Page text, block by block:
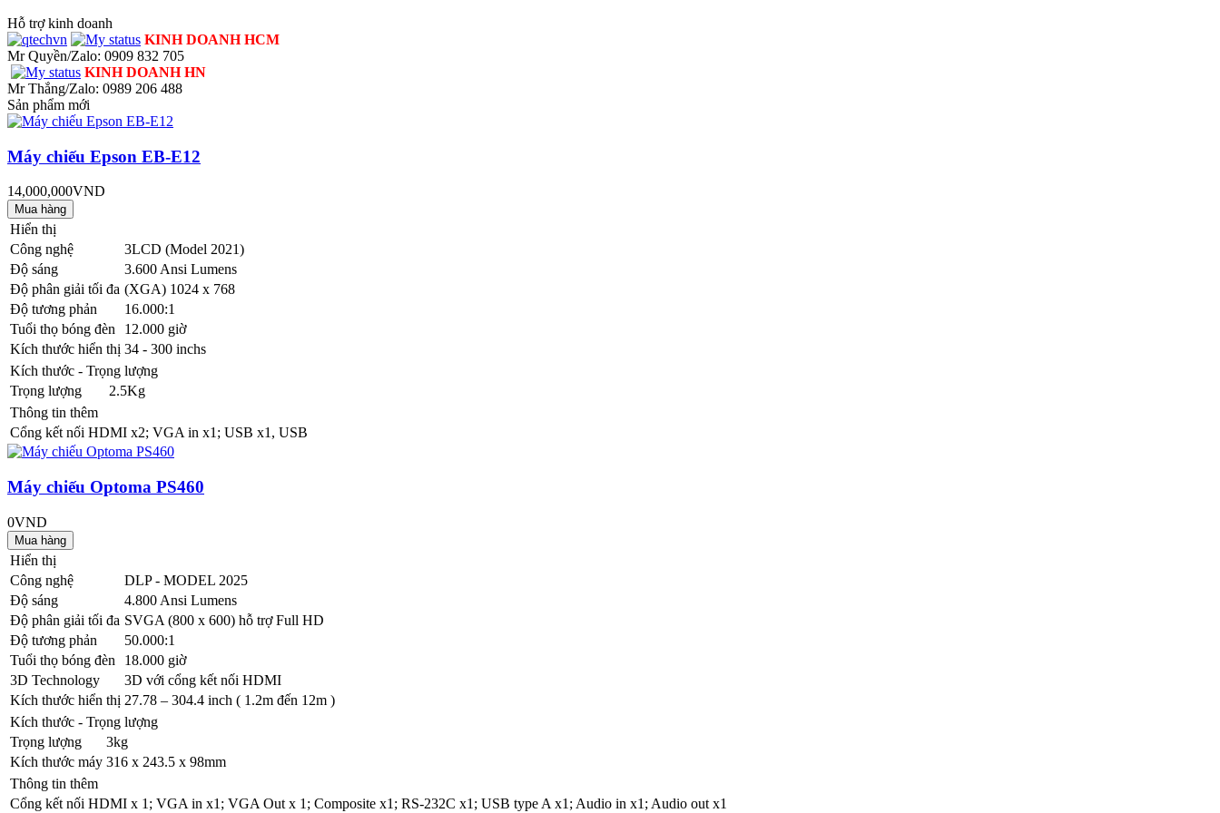
Hỗ trợ kinh doanh
KINH DOANH HCM
Mr Quyền/Zalo: 0909 832 705
KINH DOANH HN
Mr Thắng/Zalo: 0989 206 488
Sản phẩm mới
Máy chiếu Epson EB-E12
14,000,000VND
Hiển thị
Công nghệ
3LCD (Model 2021)
Độ sáng
3.600 Ansi Lumens
Độ phân giải tối đa (XGA) 1024 x 768
Độ tương phản
16.000:1
Tuổi thọ bóng đèn
12.000 giờ
Kích thước hiển thị 34 - 300 inchs
Kích thước - Trọng lượng
Trọng lượng
2.5Kg
Thông tin thêm
Cổng kết nối HDMI x2; VGA in x1; USB x1, USB
Máy chiếu Optoma PS460
0VND
Hiển thị
Công nghệ
DLP - MODEL 2025
Độ sáng
4.800 Ansi Lumens
Độ phân giải tối đa SVGA (800 x 600) hỗ trợ Full HD
Độ tương phản
50.000:1
Tuổi thọ bóng đèn
18.000 giờ
3D Technology
3D với cổng kết nối HDMI
Kích thước hiển thị 27.78 – 304.4 inch ( 1.2m đến 12m )
Kích thước - Trọng lượng
Trọng lượng
3kg
Kích thước máy 316 x 243.5 x 98mm
Thông tin thêm
Cổng kết nối HDMI x 1; VGA in x1; VGA Out x 1; Composite x1; RS-232C x1; USB type A x1; Audio in x1; Audio out x1